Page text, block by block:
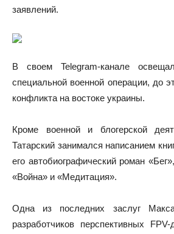
заявлений.
В своем Telegram-канале
специальной военной операции, до
конфликта на востоке украины.
Кроме военной и блогерской
Татарский занимался написанием
его автобиографический роман
«Война» и «Медитация».
Одна из последних заслуг
разработчиков перспективных